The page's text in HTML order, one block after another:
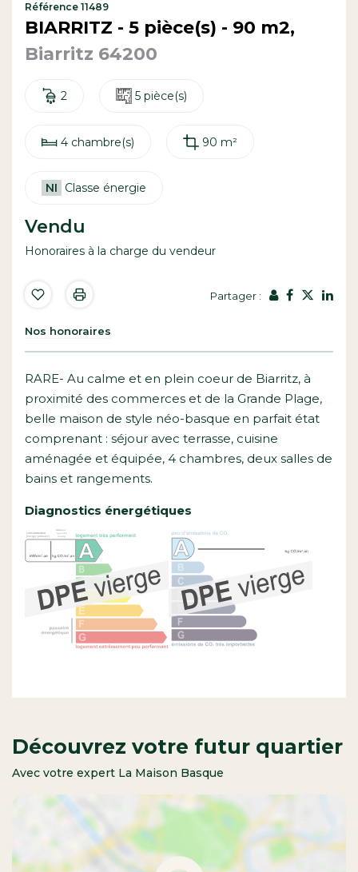
Référence 11489
BIARRITZ - 5 pièce(s) - 90 m2,
Biarritz 64200
2 5 pièce(s)
4 chambre(s) 90 m²
NI Classe énergie
Vendu
Honoraires à la charge du vendeur
Partager :
Nos honoraires
RARE- Au calme et en plein coeur de Biarritz, à
proximité des commerces et de la Grande Plage,
belle maison de style néo-basque en parfait état
comprenant : séjour avec terrasse, cuisine
aménagée et équipée, 4 chambres, deux salles de
bains et rangements.
Diagnostics énergétiques
Découvrez votre futur quartier
Avec votre expert La Maison Basque